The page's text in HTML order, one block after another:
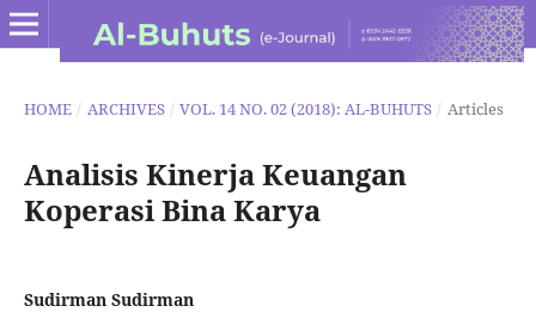
HOME / ARCHIVES / VOL. 14 NO. 02 (2018): AL-BUHUTS / Articles
Analisis Kinerja Keuangan
Koperasi Bina Karya
Sudirman Sudirman